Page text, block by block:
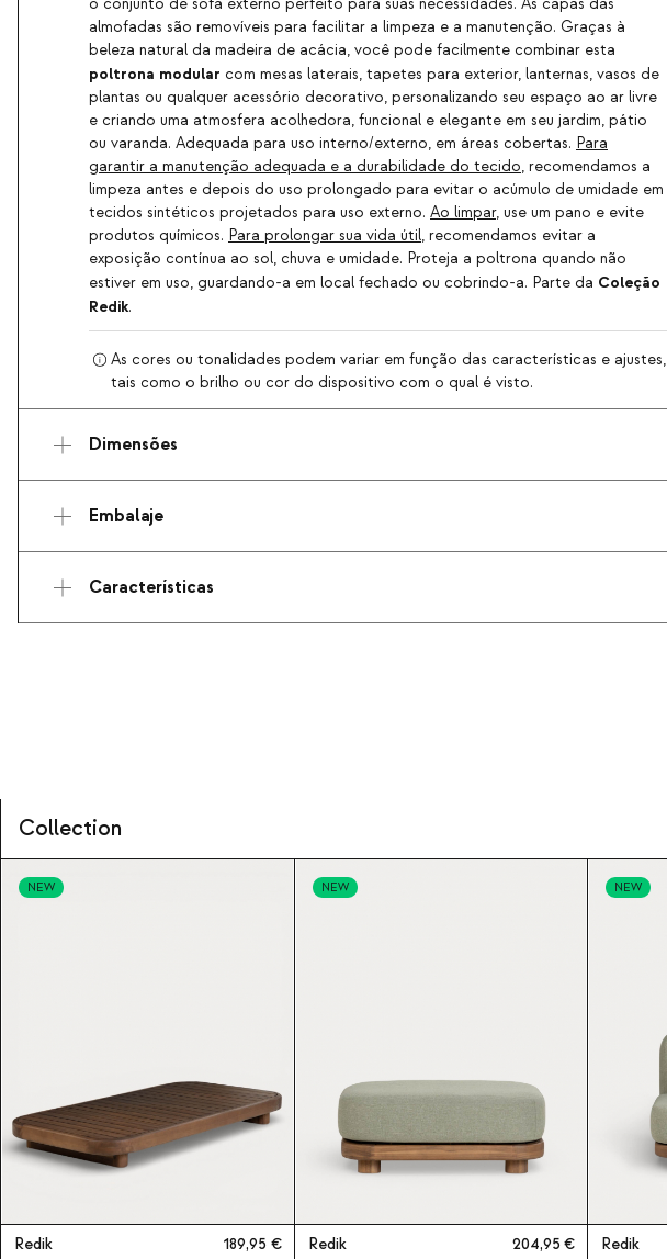
o conjunto de sofá externo perfeito para suas necessidades. As capas das
almofadas são removíveis para facilitar a limpeza e a manutenção. Graças à
beleza natural da madeira de acácia, você pode facilmente combinar esta
poltrona modular com mesas laterais, tapetes para exterior, lanternas, vasos de
plantas ou qualquer acessório decorativo, personalizando seu espaço ao ar livre
e criando uma atmosfera acolhedora, funcional e elegante em seu jardim, pátio
ou varanda. Adequada para uso interno/externo, em áreas cobertas. Para
garantir a manutenção adequada e a durabilidade do tecido, recomendamos a
limpeza antes e depois do uso prolongado para evitar o acúmulo de umidade em
tecidos sintéticos projetados para uso externo. Ao limpar, use um pano e evite
produtos químicos. Para prolongar sua vida útil, recomendamos evitar a
exposição contínua ao sol, chuva e umidade. Proteja a poltrona quando não
estiver em uso, guardando-a em local fechado ou cobrindo-a. Parte da Coleção
Redik.
As cores ou tonalidades podem variar em função das características e ajustes,
tais como o brilho ou cor do dispositivo com o qual é visto.
Dimensões
Embalaje
Características
Collection
NEW
Redik
189,95
NEW
Redik
204,95
NEW
Redik